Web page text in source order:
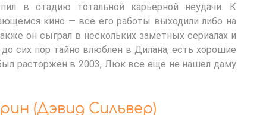
в стадию тотальной карьерной неудачи. К
кино — все его работы выходили либо на
он сыграл в нескольких заметных сериалах и
сих пор тайно влюблен в Дилана, есть хорошие
расторжен в 2003, Люк все еще не нашел даму
(Дэвид Сильвер)